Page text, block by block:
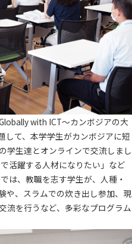
with ICT～カンボジアの大
して、本学学生がカンボジアに短
学生達とオンラインで交流しまし
活躍する人材になりたい」など
は、教職を志す学生が、人種・
や、スラムでの炊き出し参加、現
流を行うなど、多彩なプログラム